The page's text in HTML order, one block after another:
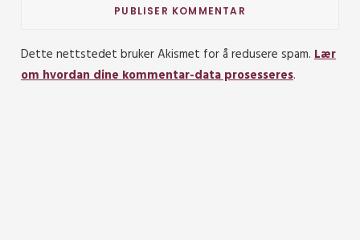
Dette nettstedet bruker Akismet for å redusere spam. Lær
om hvordan dine kommentar-data prosesseres.